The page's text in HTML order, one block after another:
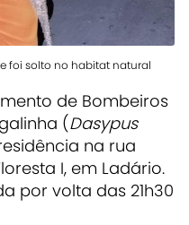
foi solto no habitat natural
de Bombeiros
(Dasypus
na rua
I, em Ladário.
por volta das 21h30